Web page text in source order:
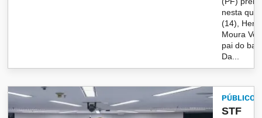
nesta
(14),
Moura
pai do
Da...
PÚBLICO
STF